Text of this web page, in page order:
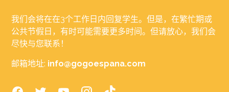
我们会将在在3个工作日内回复学生。但是，在繁忙期或
公共节假日，有时可能需要更多时间。但请放心，我们会
尽快与您联系！
邮箱地址: info@gogoespana.com